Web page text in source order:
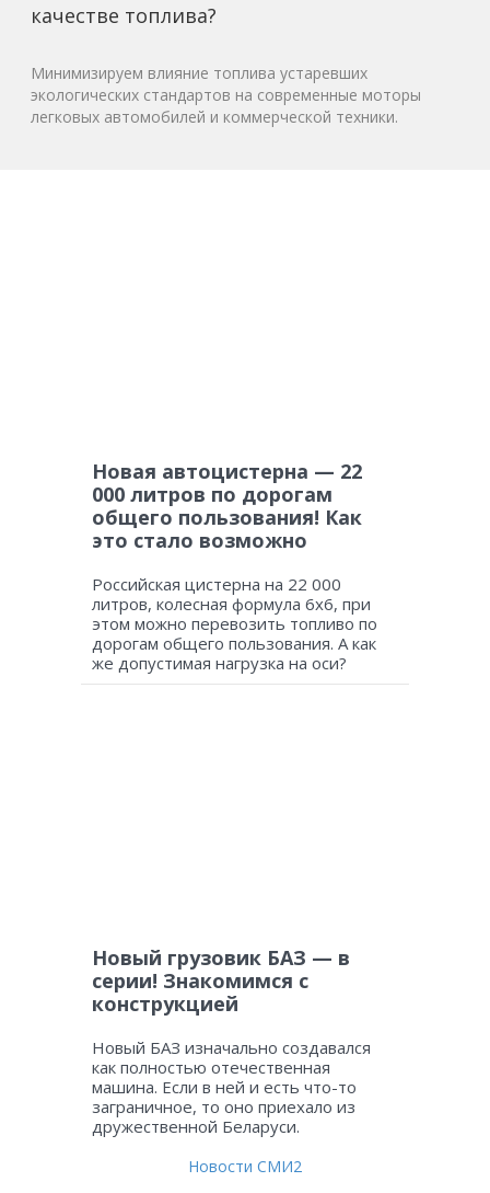
качестве топлива?
Минимизируем влияние топлива устаревших
экологических стандартов на современные моторы
легковых автомобилей и коммерческой техники.
Новая автоцистерна — 22
000 литров по дорогам
общего пользования! Как
это стало возможно
Российская цистерна на 22 000
литров, колесная формула 6х6, при
этом можно перевозить топливо по
дорогам общего пользования. А как
же допустимая нагрузка на оси?
Новый грузовик БАЗ — в
серии! Знакомимся с
конструкцией
Новый БАЗ изначально создавался
как полностью отечественная
машина. Если в ней и есть что-то
заграничное, то оно приехало из
дружественной Беларуси.
Новости СМИ2